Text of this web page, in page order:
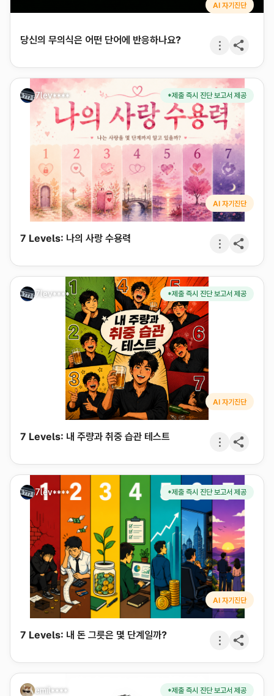
AI 자기진단
당신의 무의식은 어떤 단어에 반응하나요?
7lev**** *제출 즉시 진단 보고서 제공
AI 자기진단
7 Levels: 나의 사랑 수용력
7lev**** *제출 즉시 진단 보고서 제공
AI 자기진단
7 Levels: 내 주량과 취중 습관 테스트
7lev**** *제출 즉시 진단 보고서 제공
AI 자기진단
7 Levels: 내 돈 그릇은 몇 단계일까?
emil**** *제출 즉시 진단 보고서 제공